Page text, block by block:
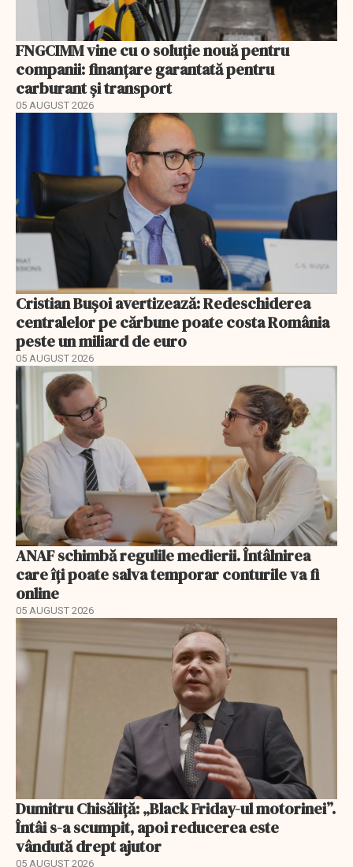
FNGCIMM vine cu o soluție nouă pentru
companii: finanțare garantată pentru
carburant și transport
05 AUGUST 2026
Cristian Bușoi avertizează: Redeschiderea
centralelor pe cărbune poate costa România
peste un miliard de euro
05 AUGUST 2026
ANAF schimbă regulile medierii. Întâlnirea
care îți poate salva temporar conturile va fi
online
05 AUGUST 2026
Dumitru Chisăliță: „Black Friday-ul motorinei”.
Întâi s-a scumpit, apoi reducerea este
vândută drept ajutor
05 AUGUST 2026